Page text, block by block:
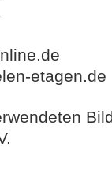
etagen.de